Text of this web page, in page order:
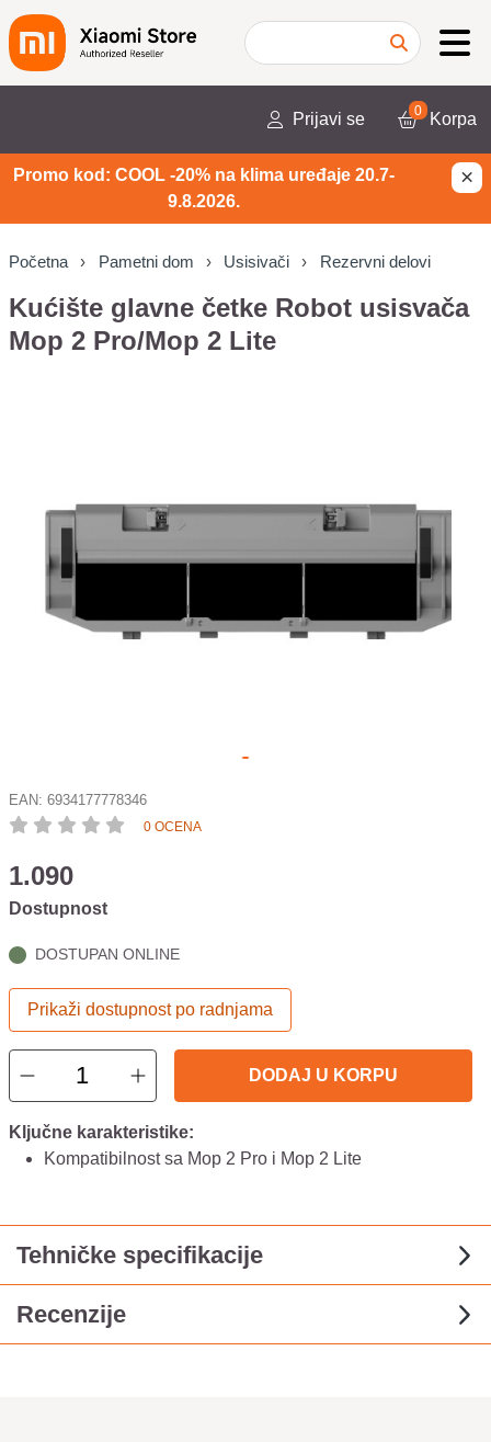
Prijavi se 0 Korpa
Promo kod: COOL -20% na klima uređaje 20.7-
9.8.2026.
×
Početna Pametni dom Usisivači Rezervni delovi
Kućište glavne četke Robot usisvača
Mop 2 Pro/Mop 2 Lite
EAN: 6934177778346
0 OCENA
1.090
Dostupnost
DOSTUPAN ONLINE
Prikaži dostupnost po radnjama
DODAJ U KORPU
Ključne karakteristike:
Kompatibilnost sa Mop 2 Pro i Mop 2 Lite
Tehničke specifikacije
Recenzije